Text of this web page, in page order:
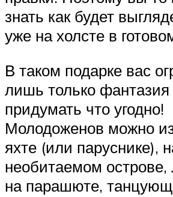
знать как будет
уже на холсте в
В таком подарке вас
лишь только
придумать что угодно!
Молодоженов можно
яхте (или паруснике),
необитаемом
на парашюте,